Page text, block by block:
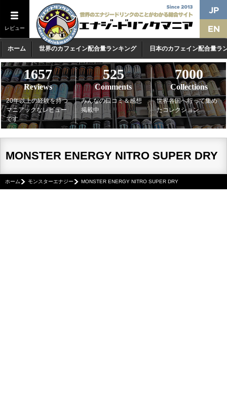
レビュー
ホーム 世界のカフェイン配合量ランキング 日本のカフェイン配合量ラ
1657
Reviews
20年以上の経験を持つ
マニアックなレビュー
です
525
Comments
みんなの口コミ＆感想
掲載中
7000
Collections
世界各国へ行って集め
たコレクション
MONSTER ENERGY NITRO SUPER DRY
ホーム モンスターエナジー MONSTER ENERGY NITRO SUPER DRY